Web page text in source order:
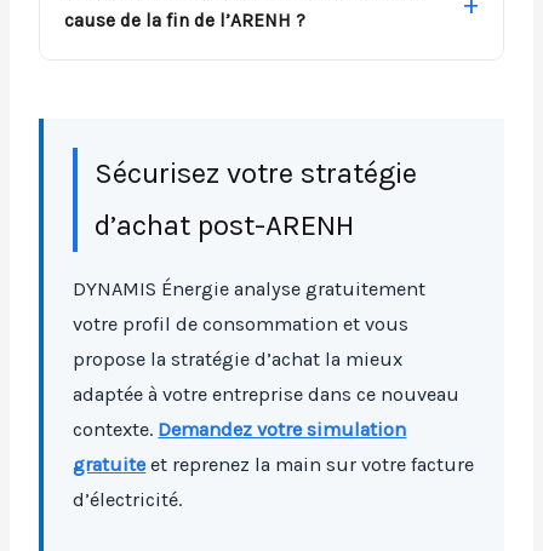
cause de la fin de l’ARENH ?
Sécurisez votre stratégie
d’achat post-ARENH
DYNAMIS Énergie analyse gratuitement
votre profil de consommation et vous
propose la stratégie d’achat la mieux
adaptée à votre entreprise dans ce nouveau
contexte. Demandez votre simulation
gratuite et reprenez la main sur votre facture
d’électricité.